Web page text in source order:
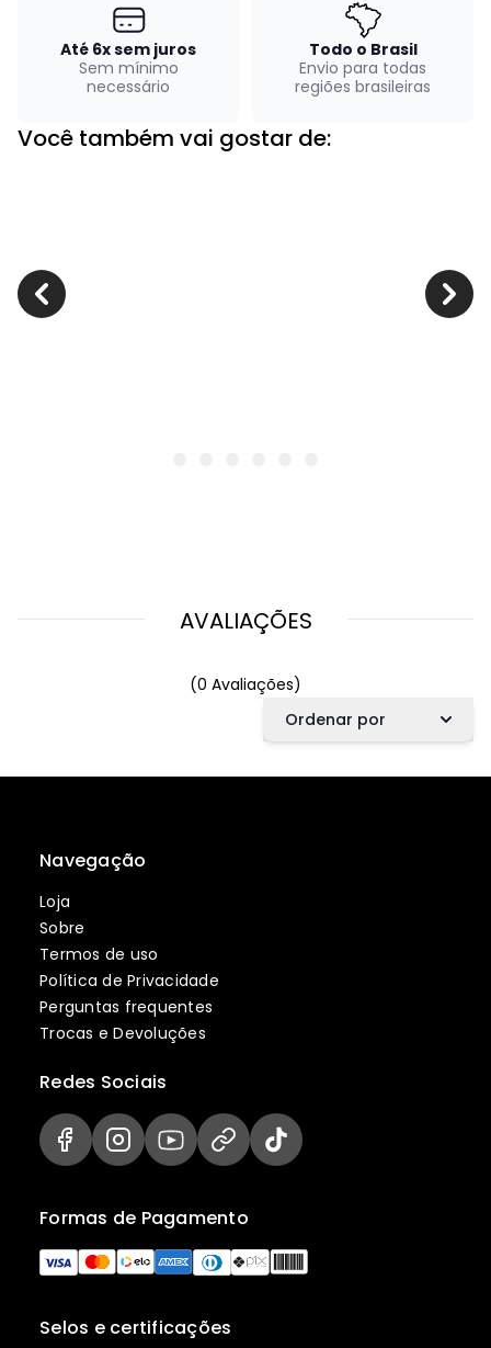
Até 6x sem juros
Sem mínimo
necessário
Todo o Brasil
Envio para todas
regiões brasileiras
Você também vai gostar de:
AVALIAÇÕES
(0 Avaliações)
Ordenar por
Navegação
Loja
Sobre
Termos de uso
Política de Privacidade
Perguntas frequentes
Trocas e Devoluções
Selos e certificações
Formas de Pagamento
Redes Sociais